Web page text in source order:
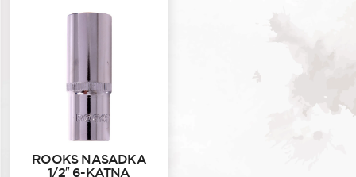
ROOKS NASADKA
1/2″ 6-KĄTNA